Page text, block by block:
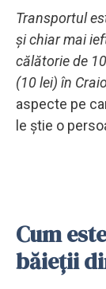
Transportul
și chiar mai
călătorie de
(10 lei) în
aspecte pe
le știe o
Cum
băieții